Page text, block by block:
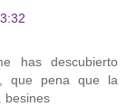
has descubierto
que pena que la
besines